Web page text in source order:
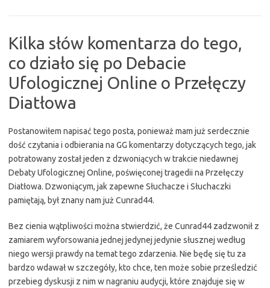
Kilka słów komentarza do tego,
co działo się po Debacie
Ufologicznej Online o Przełęczy
Diatłowa
Postanowiłem napisać tego posta, ponieważ mam już serdecznie
dość czytania i odbierania na GG komentarzy dotyczących tego, jak
potratowany został jeden z dzwoniących w trakcie niedawnej
Debaty Ufologicznej Online, poświęconej tragedii na Przełęczy
Diatłowa. Dzwoniącym, jak zapewne Słuchacze i Słuchaczki
pamiętają, był znany nam już Cunrad44.
Bez cienia wątpliwości można stwierdzić, że Cunrad44 zadzwonił z
zamiarem wyforsowania jednej jedynej jedynie słusznej według
niego wersji prawdy na temat tego zdarzenia. Nie będę się tu za
bardzo wdawał w szczegóły, kto chce, ten może sobie prześledzić
przebieg dyskusji z nim w nagraniu audycji, które znajduje się w